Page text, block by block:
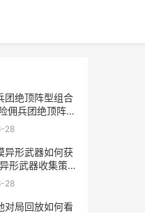
团绝顶阵型组合
佣兵团绝顶阵型
2020冒险团佣
28
异形武器如何获
形武器收集策略
28
对局回放如何看